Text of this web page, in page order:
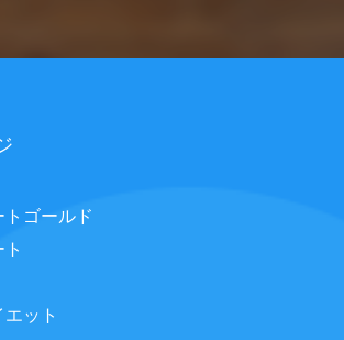
トゴールド
ット